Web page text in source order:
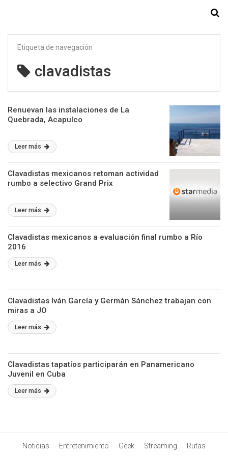
Etiqueta de navegación
clavadistas
Renuevan las instalaciones de La
Quebrada, Acapulco
Leer más
Clavadistas mexicanos retoman actividad
rumbo a selectivo Grand Prix
Leer más
Clavadistas mexicanos a evaluación final rumbo a Río
2016
Leer más
Clavadistas Iván García y Germán Sánchez trabajan con
miras a JO
Leer más
Clavadistas tapatíos participarán en Panamericano
Juvenil en Cuba
Leer más
Noticias Entretenimiento Geek Streaming
Rutas